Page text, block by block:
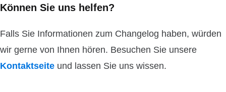
Können Sie uns helfen?
Falls Sie Informationen zum Changelog haben, würden
wir gerne von Ihnen hören. Besuchen Sie unsere
Kontaktseite und lassen Sie uns wissen.